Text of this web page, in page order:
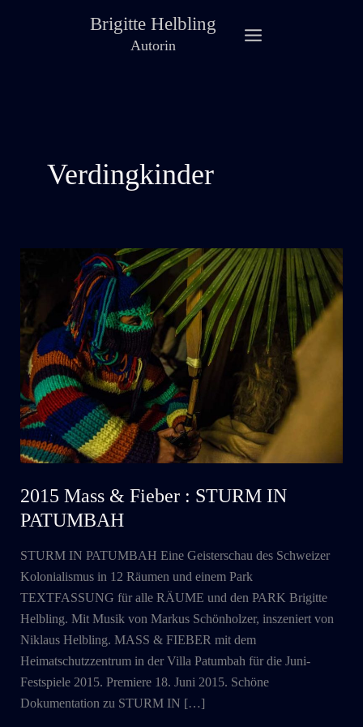
Brigitte Helbling
Autorin
Verdingkinder
2015 Mass & Fieber : STURM IN
PATUMBAH
STURM IN PATUMBAH Eine Geisterschau des Schweizer
Kolonialismus in 12 Räumen und einem Park
TEXTFASSUNG für alle RÄUME und den PARK Brigitte
Helbling. Mit Musik von Markus Schönholzer, inszeniert von
Niklaus Helbling. MASS & FIEBER mit dem
Heimatschutzzentrum in der Villa Patumbah für die Juni-
Festspiele 2015. Premiere 18. Juni 2015. Schöne
Dokumentation zu STURM IN […]